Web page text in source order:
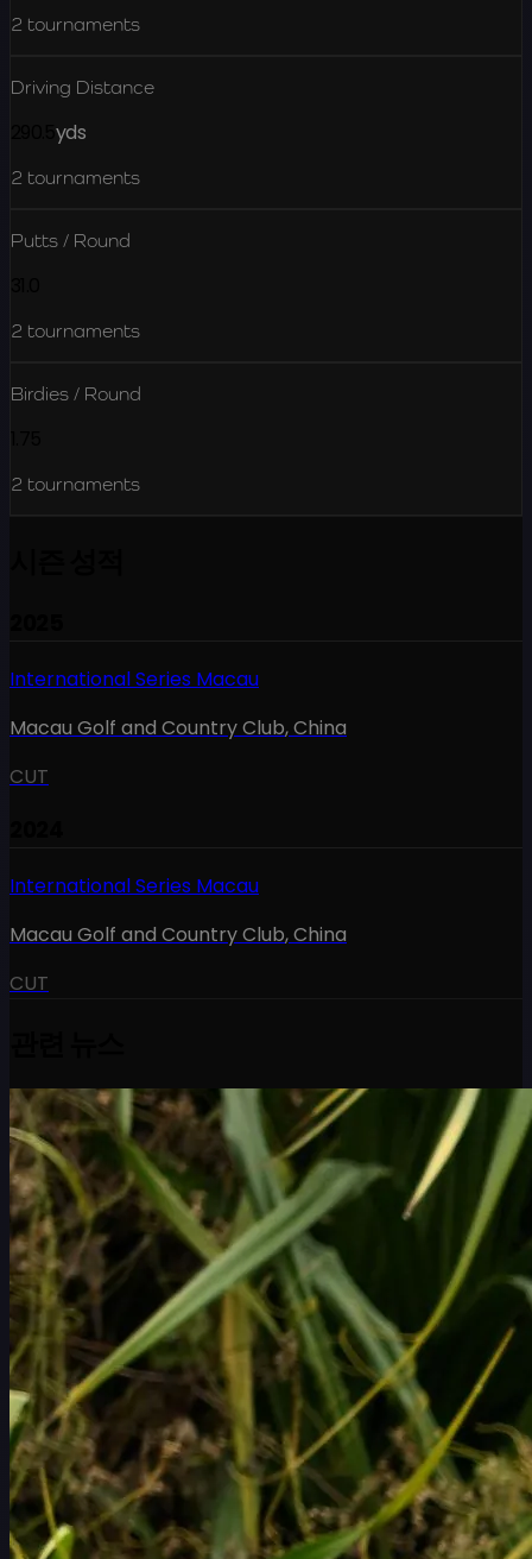
2 tournaments
Driving Distance
yds
2 tournaments
Putts / Round
2 tournaments
Birdies / Round
2 tournaments
International Series Macau
Macau Golf and Country Club,China
CUT
International Series Macau
Macau Golf and Country Club,China
CUT